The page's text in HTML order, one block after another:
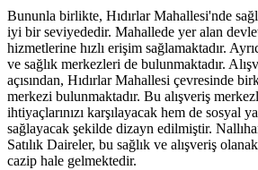
Bununla birlikte, Hıdırlar Mahallesi'nde
iyi bir seviyededir. Mahallede yer alan
hizmetlerine hızlı erişim sağlamaktadır.
ve sağlık merkezleri de bulunmaktadır.
açısından, Hıdırlar Mahallesi çevresinde
merkezi bulunmaktadır. Bu alışveriş
ihtiyaçlarınızı karşılayacak hem de sosyal
sağlayacak şekilde dizayn edilmiştir.
Satılık Daireler, bu sağlık ve alışveriş
cazip hale gelmektedir.